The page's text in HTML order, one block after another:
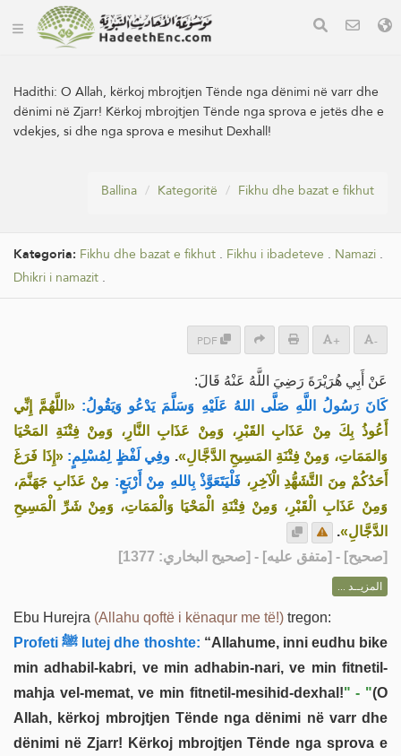
Hadithi:O Allah, kërkoj mbrojtjen Tënde nga dënimi në varr dhe
dënimi në Zjarr! Kërkoj mbrojtjen Tënde nga sprova e jetës dhe e
vdekjes, si dhe nga sprova e mesihut Dexhall!
Ballina Kategoritë Fikhu dhe bazat e fikhut
Kategoria: Fikhu dhe bazat e fikhut . Fikhu i ibadeteve . Namazi .
Dhikri i namazit .
PDF + -
عَنْ أَبِي هُرَيْرَةَ رَضِيَ اللَّهُ عَنْهُ قَالَ:
كَانَ رَسُولُ اللَّهِ صَلَّى اللهُ عَلَيْهِ وَسَلَّمَ يَدْعُو وَيَقُولُ: «اللَّهُمَّ إِنِّي
أَعُوذُ بِكَ مِنْ عَذَابِ القَبْرِ، وَمِنْ عَذَابِ النَّارِ، وَمِنْ فِتْنَةِ المَحْيَا
وَالمَمَاتِ، وَمِنْ فِتْنَةِ المَسِيحِ الدَّجَّالِ». وفِي لَفْظٍ لِمُسْلِمٍ: «إِذَا فَرَغَ
أَحَدُكُمْ مِنَ التَّشَهُّدِ الْآخِرِ، فَلْيَتَعَوَّذْ بِاللهِ مِنْ أَرْبَعٍ: مِنْ عَذَابِ جَهَنَّمَ،
وَمِنْ عَذَابِ الْقَبْرِ، وَمِنْ فِتْنَةِ الْمَحْيَا وَالْمَمَاتِ، وَمِنْ شَرِّ الْمَسِيحِ
الدَّجَّالِ».
[صحيح] - [متفق عليه] - [صحيح البخاري: 1377]
المزيــد ...
Ebu Hurejra (Allahu qoftë i kënaqur me të!) tregon:
Profeti ﷺ lutej dhe thoshte: “Allahume, inni eudhu bike
min adhabil-kabri, ve min adhabin-nari, ve min fitnetil-
mahja vel-memat, ve min fitnetil-mesihid-dexhal!" - "(O
Allah, kërkoj mbrojtjen Tënde nga dënimi në varr dhe
dënimi në Zjarr! Kërkoj mbrojtjen Tënde nga sprova e